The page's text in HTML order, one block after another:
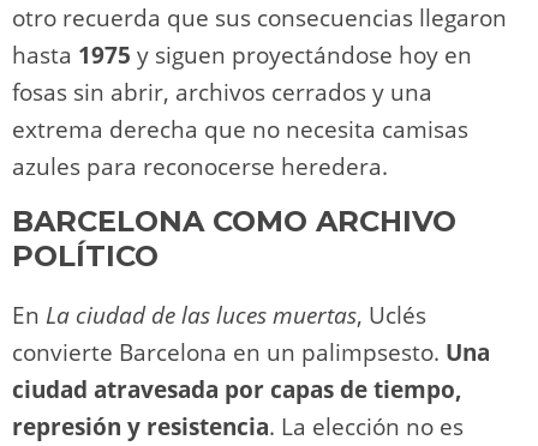
otro recuerda que sus consecuencias llegaron
hasta 1975 y siguen proyectándose hoy en
fosas sin abrir, archivos cerrados y una
extrema derecha que no necesita camisas
azules para reconocerse heredera.
BARCELONA COMO ARCHIVO
POLÍTICO
En La ciudad de las luces muertas, Uclés
convierte Barcelona en un palimpsesto. Una
ciudad atravesada por capas de tiempo,
represión y resistencia. La elección no es